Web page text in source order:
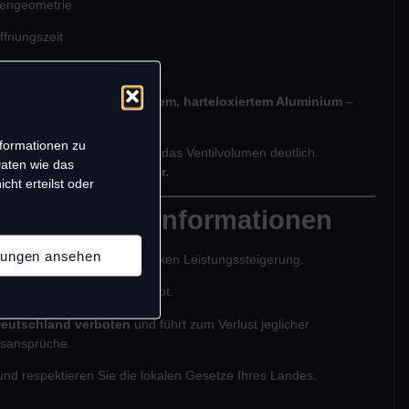
zu
wie das
erteilst oder
ansehen
hochfestem, harteloxiertem Aluminium –
vergrößert sich das Ventilvolumen deutlich.
= deutlich mehr Power.
rechtliche Informationen
– aufgrund der starken Leistungssteigerung.
der Tuningteile sind erlaubt.
verbotenund führt zum Verlust jeglicher
respektieren Sie die lokalen Gesetze Ihres Landes.